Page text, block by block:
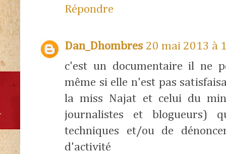
Répondre
Dan_Dhombres 20 mai 2013 à
c'est un documentaire il ne
même si elle n'est pas
la miss Najat et celui du
journalistes et blogueurs)
techniques et/ou de
d'activité